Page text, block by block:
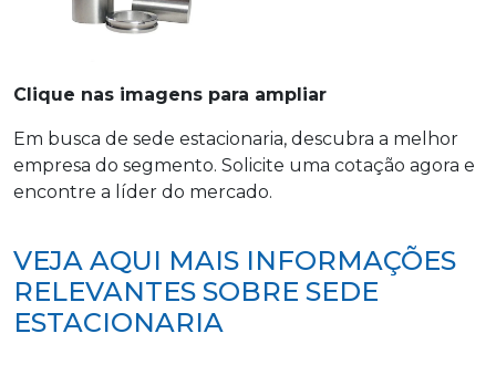
Clique nas imagens para ampliar
Em busca de sede estacionaria, descubra a melhor
empresa do segmento. Solicite uma cotação agora e
encontre a líder do mercado.
VEJA AQUI MAIS INFORMAÇÕES
RELEVANTES SOBRE SEDE
ESTACIONARIA